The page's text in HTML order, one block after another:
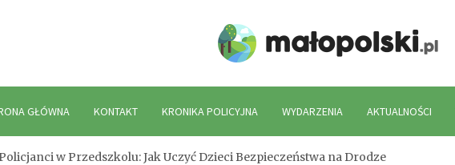
GŁÓWNA KONTAKT KRONIKA POLICYJNA WYDARZENIA AKTUALNOŚCI
Policjanci w Przedszkolu: Jak Uczyć Dzieci Bezpieczeństwa na Drodze